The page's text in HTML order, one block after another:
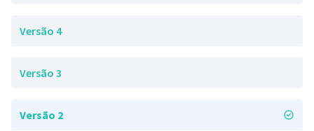
Versão 4
Versão 3
Versão 2